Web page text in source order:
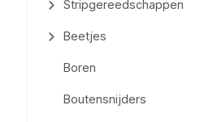
Stripgereedschappen
Beetjes
Boren
Boutensnijders